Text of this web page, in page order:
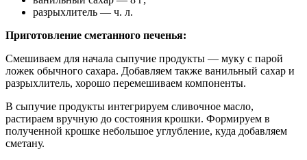
разрыхлитель — ч. л.
Приготовление сметанного печенья:
Смешиваем для начала сыпучие продукты — муку с парой
ложек обычного сахара. Добавляем также ванильный сахар и
разрыхлитель, хорошо перемешиваем компоненты.
В сыпучие продукты интегрируем сливочное масло,
растираем вручную до состояния крошки. Формируем в
полученной крошке небольшое углубление, куда добавляем
сметану.